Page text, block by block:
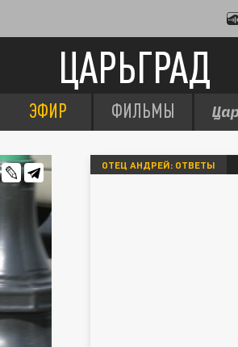
ЦАРЬГРАД
ЭФИР ФИЛЬМЫ
ОТЕЦ АНДРЕЙ: ОТВЕТЫ